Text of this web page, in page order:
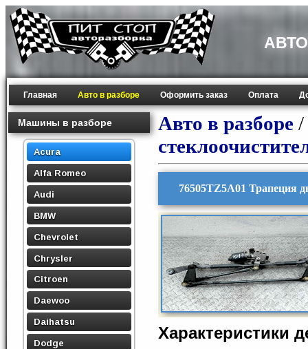
Главная Авто в разборе Оформить заказ Оплата
Машины в разборе
Acura
Alfa Romeo
Audi
BMW
Chevrolet
Chrysler
Citroen
Daewoo
Daihatsu
Dodge
Авто в разборе /
76505TZ5A01 Трапеция
Характеристики